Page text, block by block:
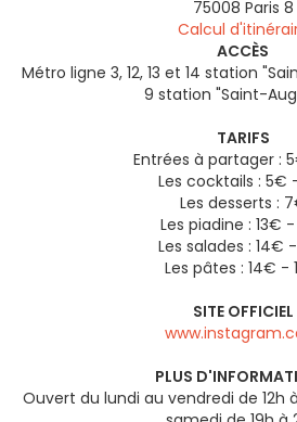
75008 Paris 8
Calcul
ACCÈS
Métro ligne 3, 12, 13 et 14 station
9 station "Saint-
TARIFS
Entrées à partager :
Les cocktails : 5€
Les desserts :
Les piadine : 13€
Les salades : 14€
Les pâtes : 14€ -
SITE OFFICIEL
PLUS
Ouvert du lundi au vendredi de 12h